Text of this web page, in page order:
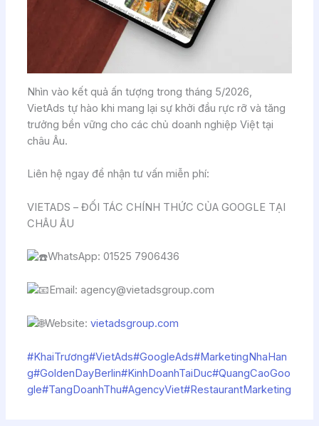
Nhìn vào kết quả ấn tượng trong tháng 5/2026,
VietAds tự hào khi mang lại sự khởi đầu rực rỡ và tăng
trưởng bền vững cho các chủ doanh nghiệp Việt tại
châu Âu.
Liên hệ ngay để nhận tư vấn miễn phí:
VIETADS – ĐỐI TÁC CHÍNH THỨC CỦA GOOGLE TẠI
CHÂU ÂU
WhatsApp: 01525 7906436
Email: agency@vietadsgroup.com
Website: vietadsgroup.com
#KhaiTrương#VietAds#GoogleAds#MarketingNhaHan
g#GoldenDayBerlin#KinhDoanhTaiDuc#QuangCaoGoo
gle#TangDoanhThu#AgencyViet#RestaurantMarketing